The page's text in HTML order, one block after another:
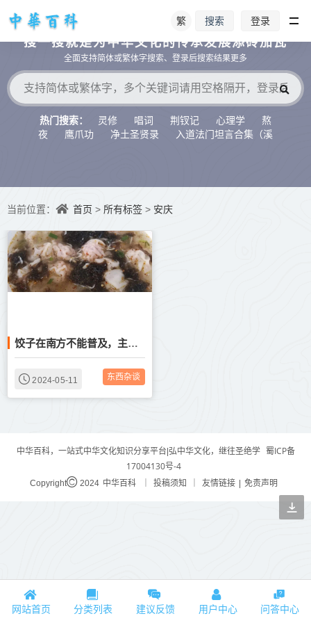
繁 搜索 登录
搜一搜就是为中华文化的传承发展添砖加瓦
全面支持简体或繁体字搜索、登录后搜索结果更多
热门搜索： 灵修 唱词 荆钗记 心理学
熬
夜
鹰爪功 净土圣贤录
入道法门坦言合集（溪
当前位置： 首页 > 所有标签 > 安庆
饺子在南方不能普及，主要还是因为竞争对手馄炖太强了
2024-05-11 东西杂谈
中华百科，一站式中华文化知识分享平台|弘中华文化，继往圣绝学 蜀ICP备
17004130号-4
Copyright 2024 中华百科 投稿须知 友情链接 | 免责声明
网站首页 分类列表 建议反馈 用户中心 问答中心